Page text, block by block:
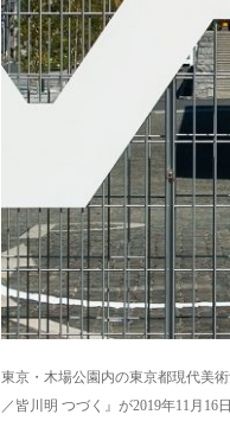
東京・木場公園内の東京都現代美
／皆川明 つづく』が2019年11月